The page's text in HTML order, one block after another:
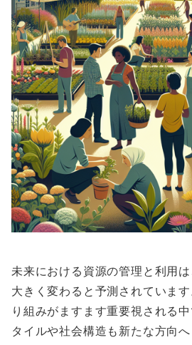
未来における資源の管理と利用
大きく変わると予測されていま
り組みがますます重要視される
タイルや社会構造も新たな方向へ